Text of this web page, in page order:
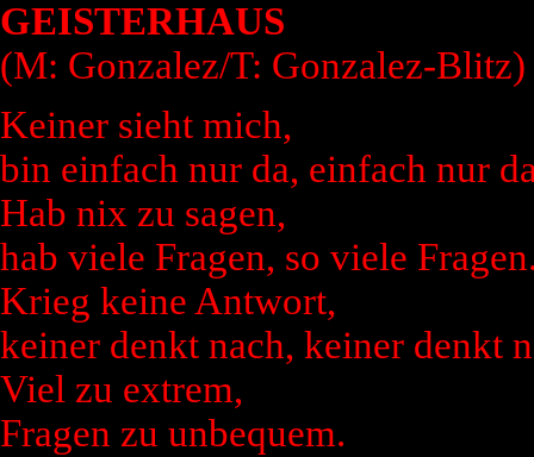
GEISTERHAUS
(M: Gonzalez/T: Gonzalez-Blitz)
Keiner sieht mich,
bin einfach nur da, einfach nur
Hab nix zu sagen,
hab viele Fragen, so viele
Krieg keine Antwort,
keiner denkt nach, keiner denkt
Viel zu extrem,
Fragen zu unbequem.